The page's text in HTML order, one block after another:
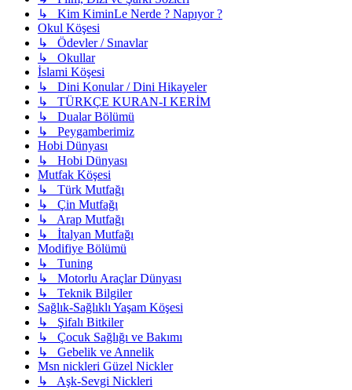
↳ Kim KiminLe Nerde ? Napıyor ?
Okul Köşesi
↳ Ödevler / Sınavlar
↳ Okullar
İslami Köşesi
↳ Dini Konular / Dini Hikayeler
↳ TÜRKÇE KURAN-I KERİM
↳ Dualar Bölümü
↳ Peygamberimiz
Hobi Dünyası
↳ Hobi Dünyası
Mutfak Köşesi
↳ Türk Mutfağı
↳ Çin Mutfağı
↳ Arap Mutfağı
↳ İtalyan Mutfağı
Modifiye Bölümü
↳ Tuning
↳ Motorlu Araçlar Dünyası
↳ Teknik Bilgiler
Sağlık-Sağlıklı Yaşam Köşesi
↳ Şifalı Bitkiler
↳ Çocuk Sağlığı ve Bakımı
↳ Gebelik ve Annelik
Msn nickleri Güzel Nickler
↳ Aşk-Sevgi Nickleri